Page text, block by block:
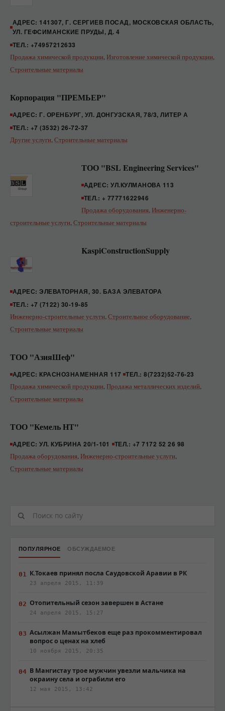
АДРЕС: 141307, Г. СЕРГИЕВ ПОСАД, МОСКОВСКАЯ ОБЛАСТЬ,
УЛ. ГЕФСИМАНСКИЕ ПРУДЫ, Д. 4
ТЕЛ.: +74957212633
Продажа химической продукции, Изготовление химической продукции,
Строительные материалы
Корпорация "ПРЕМЬЕР"
АДРЕС: Г. ОРЕНБУРГ, УЛ. ДОНГУЗСКАЯ, 78/3, ЛИТЕР А
ТЕЛ.: +7 (3532) 26-72-37
Другие услуги,Строительные материалы
ТОО "BSL Engineering Services"
АДРЕС: УЛ.КУЛМАНОВА 113
ТЕЛ.: + 77771622946
Продажа оборудования, Инженерно-
строительные услуги,Строительные материалы
KaspiConstructionSupply
АДРЕС: ЭЛЕВАТОРНАЯ, 30. БАЗА ЭЛЕВАТОРА
ТЕЛ.: +7 (7122) 30-19-85
Инженерно-строительные услуги Строительное оборудование
Строительные материалы
ТОО "АзияШеф"
АДРЕС: КРАСНОЗНАМЕННАЯ 117 ТЕЛ.: 8(7232)52-76-23
Продажа химической продукции Продажа металлических изделий
Строительные материалы
ТОО "Кемель НТ"
АДРЕС: УЛ. КУБРИНА 20/1-101
ТЕЛ.: +7 7172 52 26 98
Продажа оборудования Инженерно-строительные услуги
Строительные материалы
ПОПУЛЯРНОЕ ОБСУЖДАЕМОЕ
К.Токаев принял посла Саудовской Аравии в РК
23 апреля 2015, 11:39
Отопительный сезон завершен в Астане
24 апреля 2015, 15:27
Асылжан Мамытбеков еще раз прокомментировал
вопрос о ценах на хлеб
10 ноября 2015, 20:35
В Мангистау трое мужчин увезли мальчика на
окраину села и ограбили его
12 мая 2015, 13:42